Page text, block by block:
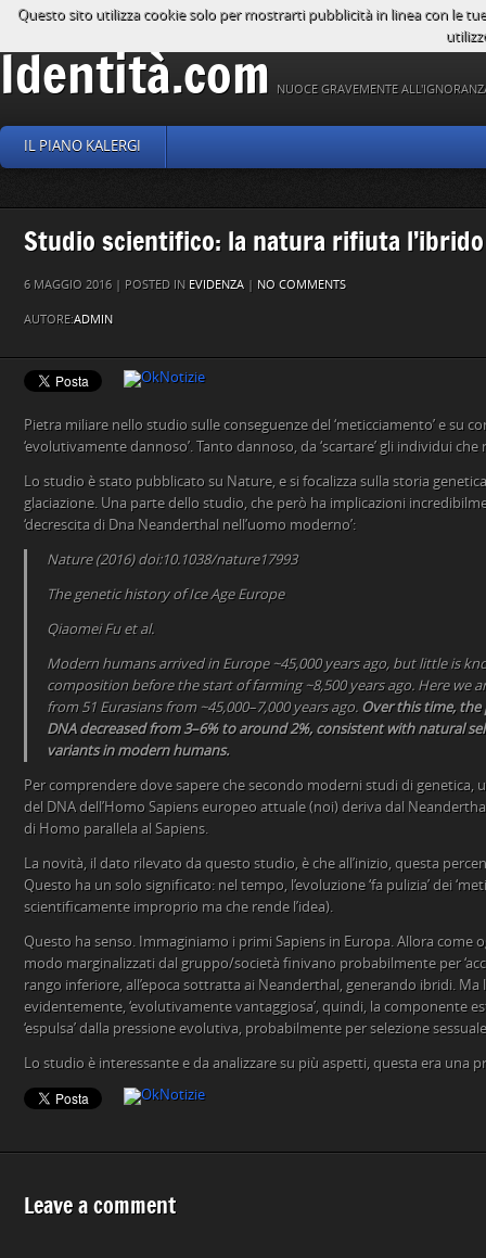
Identità.com NUOCE GRAVEMENTE
IL PIANO KALERGI
Studio scientifico: la natura rifiuta l’ibrido
6 MAGGIO 2016 | POSTED IN EVIDENZA | NO COMMENTS
AUTORE:ADMIN
Pietra miliare nello studio sulle conseguenze del ‘meticciamento’ e su
‘evolutivamente dannoso’. Tanto dannoso, da ‘scartare’ gli individui
Lo studio è stato pubblicato su Nature, e si focalizza sulla storia
glaciazione. Una parte dello studio, che però ha implicazioni
‘decrescita di Dna Neanderthal nell’uomo moderno’:
Nature (2016) doi:10.1038/nature17993
The genetic history of Ice Age Europe
Qiaomei Fu et al.
Modern humans arrived in Europe ~45,000 years ago, but little is
composition before the start of farming ~8,500 years ago. Here we
from 51 Eurasians from ~45,000–7,000 years ago. Over this time,
DNA decreased from 3–6% to around 2%, consistent with natural
variants in modern humans.
Per comprendere dove sapere che secondo moderni studi di genetica,
del DNA dell’Homo Sapiens europeo attuale (noi) deriva dal
di Homo parallela al Sapiens.
La novità, il dato rilevato da questo studio, è che all’inizio, questa
Questo ha un solo significato: nel tempo, l’evoluzione ‘fa pulizia’ dei
scientificamente improprio ma che rende l’idea).
Questo ha senso. Immaginiamo i primi Sapiens in Europa. Allora come
modo marginalizzati dal gruppo/società finivano probabilmente per
rango inferiore, all’epoca sottratta ai Neanderthal, generando ibridi. Ma
evidentemente, ‘evolutivamente vantaggiosa’, quindi, la componente
‘espulsa’ dalla pressione evolutiva, probabilmente per selezione
Lo studio è interessante e da analizzare su più aspetti, questa era una
Leave a comment
Questo sito utilizza cookie solo per mostrarti pubblicità in linea con le